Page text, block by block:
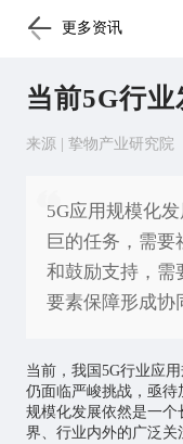
更多资讯
当前5G行
来源 | 挚物产业研究院
5G应用规模化
巨的任务，需
和鼓励支持，需
要素保障形成协
当前，我国5G行业应
仍面临严峻挑战，亟待
规模化发展依然是一
界、行业内外的广泛关